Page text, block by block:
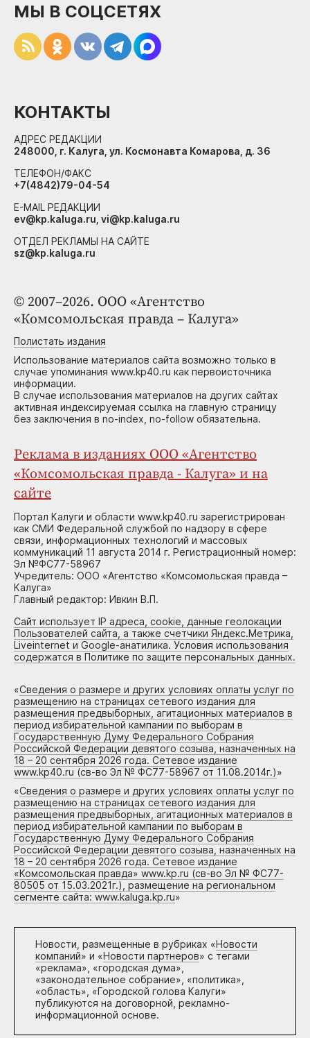
© 2007–2026. ООО «Агентство
«Комсомольская правда – Калуга»
Полистать издания
Использование материалов сайта возможно только в
случае упоминания www.kp40.ru как первоисточника
информации.
В случае использования материалов на других сайтах
активная индексируемая ссылка на главную страницу
без заключения в no-index, no-follow обязательна.
Реклама в изданиях ООО «Агентство
«Комсомольская правда - Калуга» и на
сайте
Портал Калуги и области www.kp40.ru зарегистрирован
как СМИ Федеральной службой по надзору в сфере
связи, информационных технологий и массовых
коммуникаций 11 августа 2014 г. Регистрационный номер:
Эл №ФС77-58967
Учредитель: ООО «Агентство «Комсомольская правда –
Калуга»
Главный редактор: Ивкин В.П.
Сайт использует IP адреса, cookie, данные геолокации
Пользователей сайта, а также счетчики Яндекс.Метрика,
Liveinternet и Google-анатилика. Условия использования
содержатся в Политике по защите персональных данных.
«Сведения о размере и других условиях оплаты услуг по
размещению на страницах сетевого издания для
размещения предвыборных, агитационных материалов в
период избирательной кампании по выборам в
Государственную Думу Федерального Собрания
Российской Федерации девятого созыва, назначенных на
18 – 20 сентября 2026 года. Сетевое издание
www.kp40.ru (св-во Эл № ФС77-58967 от 11.08.2014г.)»
«Сведения о размере и других условиях оплаты услуг по
размещению на страницах сетевого издания для
размещения предвыборных, агитационных материалов в
период избирательной кампании по выборам в
Государственную Думу Федерального Собрания
Российской Федерации девятого созыва, назначенных на
18 – 20 сентября 2026 года. Сетевое издание
«Комсомольская правда» www.kp.ru (св-во Эл № ФС77-
80505 от 15.03.2021г.), размещение на региональном
сегменте сайта: www.kaluga.kp.ru»
Новости, размещенные в рубриках «Новости
компаний» и «Новости партнеров» с тегами
«реклама», «городская дума»,
«законодательное собрание», «политика»,
«область», «Городской голова Калуги»
публикуются на договорной, рекламно-
информационной основе.
МЫ В СОЦСЕТЯХ
КОНТАКТЫ
АДРЕС РЕДАКЦИИ
248000, г. Калуга, ул. Космонавта Комарова, д. 36
ТЕЛЕФОН/ФАКС
+7(4842)79-04-54
E-MAIL РЕДАКЦИИ
ev@kp.kaluga.ru, vi@kp.kaluga.ru
ОТДЕЛ РЕКЛАМЫ НА САЙТЕ
sz@kp.kaluga.ru